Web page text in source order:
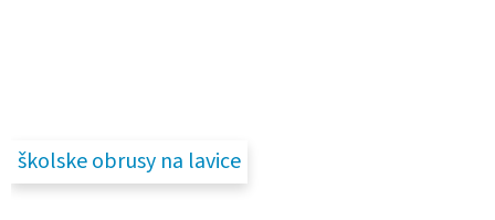
školske obrusy na lavice